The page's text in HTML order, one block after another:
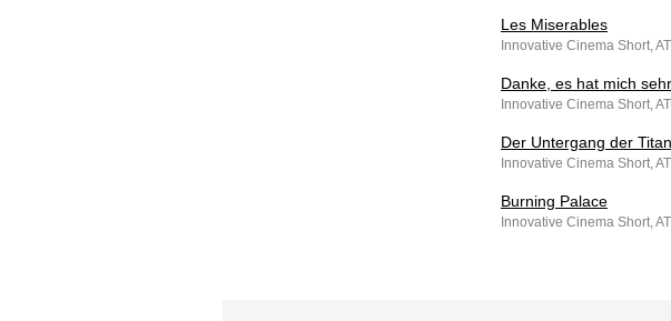
Les Miserables
Innovative Cinema Short,
Danke, es hat mich
Innovative Cinema Short,
Der Untergang der
Innovative Cinema Short,
Burning Palace
Innovative Cinema Short,